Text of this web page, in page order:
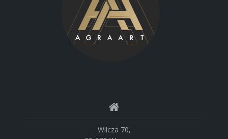
Wilcza 70,